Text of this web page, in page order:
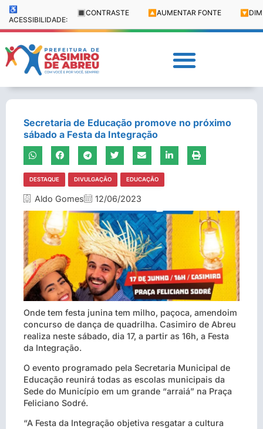
♿
ACESSIBILIDADE:
🔳 CONTRASTE 🔼 AUMENTAR FONTE 🔽
Secretaria de Educação promove no próximo
sábado a Festa da Integração
DESTAQUE DIVULGAÇÃO EDUCAÇÃO
Aldo Gomes 12/06/2023
Onde tem festa junina tem milho, paçoca, amendoim
concurso de dança de quadrilha. Casimiro de Abreu
realiza neste sábado, dia 17, a partir as 16h, a Festa
da Integração.
O evento programado pela Secretaria Municipal de
Educação reunirá todas as escolas municipais da
Sede do Município em um grande “arraiá” na Praça
Feliciano Sodré.
“A Festa da Integração objetiva resgatar a cultura